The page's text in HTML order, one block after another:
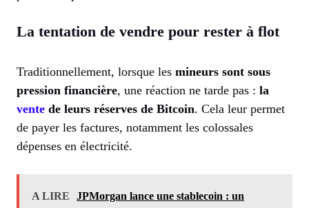
La tentation de vendre pour rester à flot
Traditionnellement, lorsque les mineurs sont sous
pression financière, une réaction ne tarde pas : la
vente de leurs réserves de Bitcoin. Cela leur permet
de payer les factures, notamment les colossales
dépenses en électricité.
A LIRE
JPMorgan lance une stablecoin : un